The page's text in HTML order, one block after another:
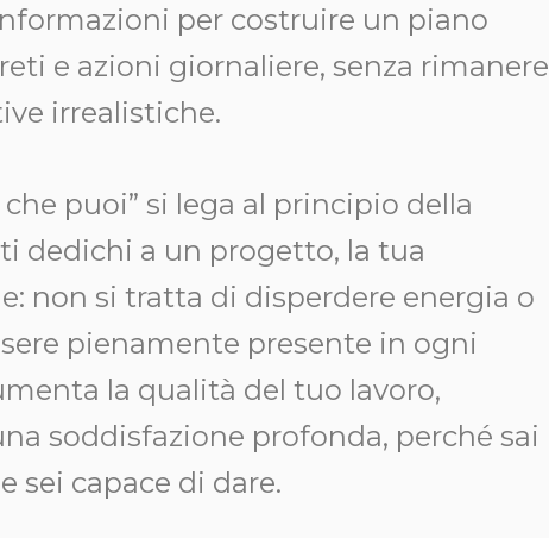
per costruire un piano
e azioni giornaliere, senza rimanere
irrealistiche.
puoi” si lega al principio della
dedichi a un progetto, la tua
non si tratta di disperdere energia o
pienamente presente in ogni
la qualità del tuo lavoro,
soddisfazione profonda, perché sai
sei capace di dare.